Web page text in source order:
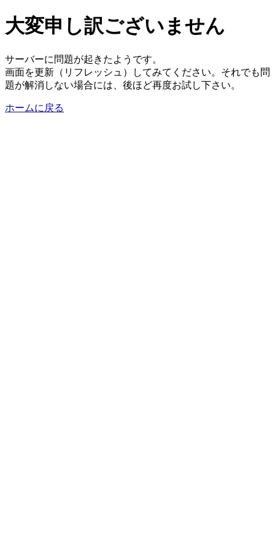
大変申し訳ございません
サーバーに問題が起きたようです。
画面を更新（リフレッシュ）してみてください。それでも問
題が解消しない場合には、後ほど再度お試し下さい。
ホームに戻る